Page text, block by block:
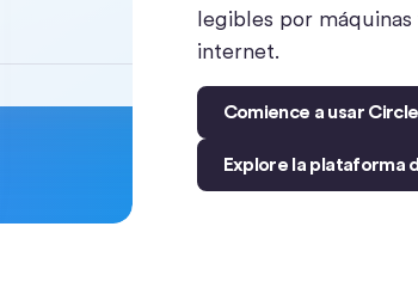
legibles por
internet.
Comience a usar
Explore la plataforma